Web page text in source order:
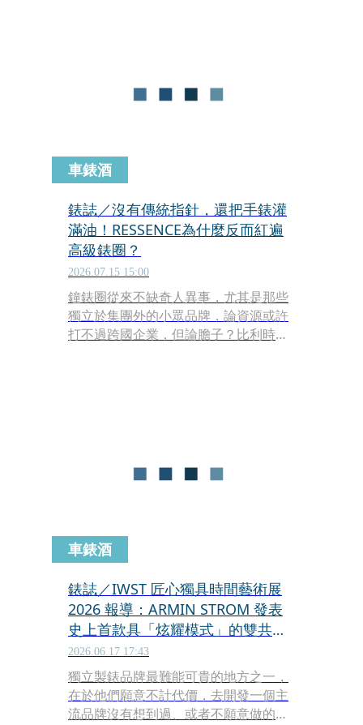
Tonda PF Chronographe
Mystérieux；三者看似處理三種不同需
車錶酒
錶誌／沒有傳統指針，還把手錶灌
滿油！RESSENCE為什麼反而紅遍
高級錶圈？
2026.07.15 15:00
鐘錶圈從來不缺奇人異事，尤其是那些
獨立於集團外的小眾品牌，論資源或許
打不過跨國企業，但論膽子？比利時獨
後還做得嚇嚇叫。
車錶酒
錶誌／IWST 匠心獨具時間藝術展
2026 報導：ARMIN STROM 發表
史上首款具「炫耀模式」的雙共振
三問報時錶
2026.06.17 17:43
獨立製錶品牌最難能可貴的地方之一，
在於他們願意不計代價，去開發一個主
流品牌沒有想到過、或者不願意做的功